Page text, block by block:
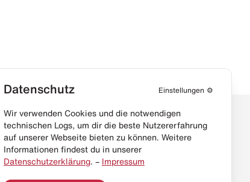
Datenschutz Einstellungen ⚙️
Wir verwenden Cookies und die notwendigen
technischen Logs, um dir die beste Nutzererfahrung
auf unserer Webseite bieten zu können. Weitere
Informationen findest du in unserer
Datenschutzerklärung. – Impressum